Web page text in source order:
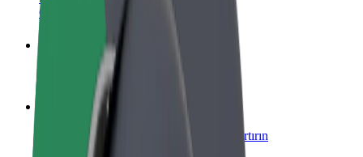
Öz şərtlərinizə uyğun olaraq qazanın
Kuryer kimi qoşul
Yemək çatdırın və həftəlik ödəniş alın
Restoran və ya mağaza əlavə edin
Daha çox müştəri cəlb edin və satışları artırın